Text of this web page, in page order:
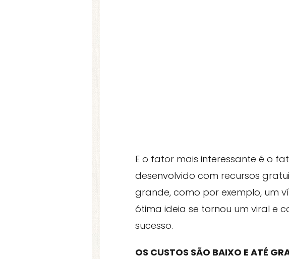
E o fator mais interessante é o
desenvolvido com recursos
grande, como por exemplo, um
ótima ideia se tornou um viral e
sucesso.
OS CUSTOS SÃO BAIXO E ATÉ